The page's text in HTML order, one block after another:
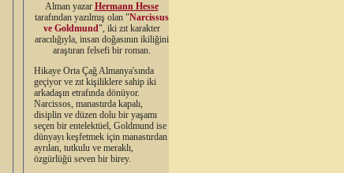
Alman yazar Hermann Hesse
tarafından yazılmış olan "Narcissus
ve Goldmund", iki zıt karakter
aracılığıyla, insan doğasının ikiliğini
araştıran felsefi bir roman.
Hikaye Orta Çağ Almanya'sında
geçiyor ve zıt kişiliklere sahip iki
arkadaşın etrafında dönüyor.
Narcissos, manastırda kapalı,
disiplin ve düzen dolu bir yaşamı
seçen bir entelektüel, Goldmund ise
dünyayı keşfetmek için manastırdan
ayrılan, tutkulu ve meraklı,
özgürlüğü seven bir birey.